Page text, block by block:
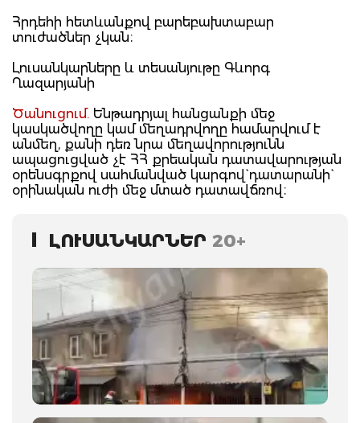
Հրդեհի հետևանքով բարեբախտաբար
տուժածներ չկան։
Լուսանկարները և տեսանյութը Գևորգ
Ղազարյանի
Ծանուցում. Ենթադրյալ հանցանքի մեջ
կասկածվողը կամ մեղադրվողը համարվում է
անմեղ, քանի դեռ նրա մեղավորությունն
ապացուցված չէ ՀՀ քրեական դատավարության
օրենսգրքով սահմանված կարգով` դատարանի`
օրինական ուժի մեջ մտած դատավճռով։
ԼՈՒՍԱՆԿԱՐՆԵՐ 20+